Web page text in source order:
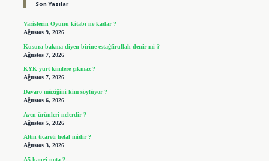
Son Yazılar
Varislerin Oyunu kitabı ne kadar ?
Ağustos 9, 2026
Kusura bakma diyen birine estağfirullah denir mi ?
Ağustos 7, 2026
KYK yurt kimlere çıkmaz ?
Ağustos 7, 2026
Davaro müziğini kim söylüyor ?
Ağustos 6, 2026
Aven ürünleri nelerdir ?
Ağustos 5, 2026
Altın ticareti helal midir ?
Ağustos 3, 2026
A5 hangi nota ?